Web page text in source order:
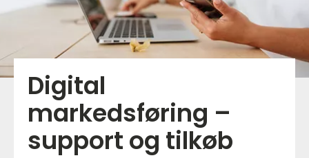
Digital
markedsføring –
support og tilkøb